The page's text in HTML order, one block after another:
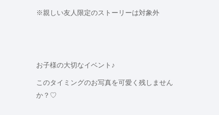
※親しい友人限定のストーリーは対象外
お子様の大切なイベント♪
このタイミングのお写真を可愛く残しません
か？♡